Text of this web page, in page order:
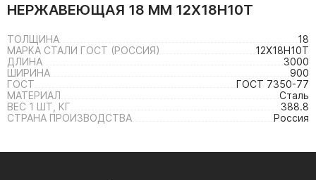
НЕРЖАВЕЮЩАЯ 18 ММ 12Х18Н10Т
ТОЛЩИНА
18
МАРКА СТАЛИ ГОСТ (РОССИЯ)
12Х18Н10Т
ДЛИНА
3000
ШИРИНА
900
ГОСТ
ГОСТ 7350-77
МАТЕРИАЛ
Сталь
ВЕС 1 ШТ, КГ
388.8
СТРАНА ПРОИЗВОДСТВА
Россия